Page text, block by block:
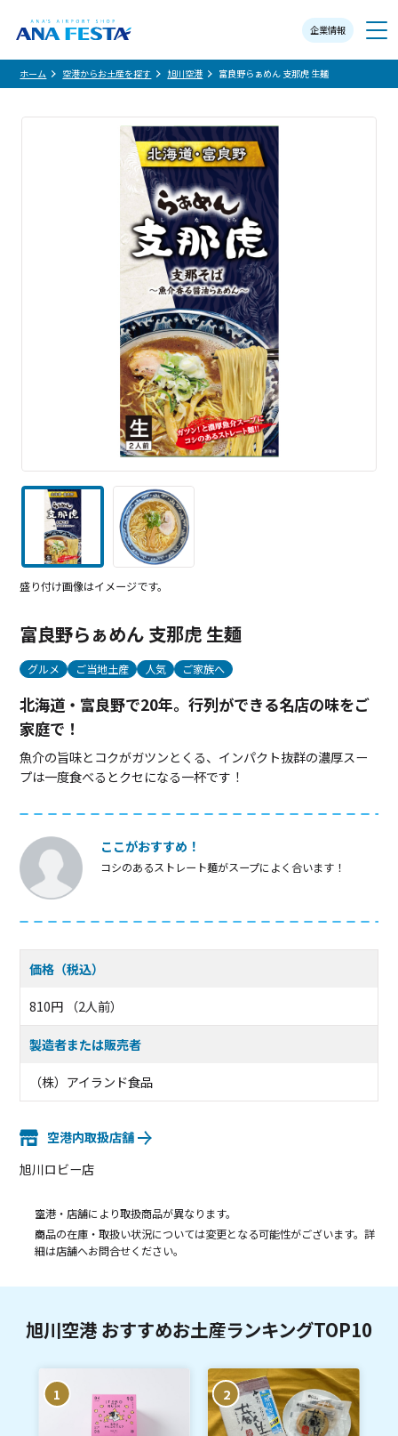
企業情報
メニュー
ホーム 空港からお土産を探す 旭川空港 富良野らぁめん 支那虎 生麺
盛り付け画像はイメージです。
富良野らぁめん 支那虎 生麺
グルメ ご当地土産 人気 ご家族へ
北海道・富良野で20年。行列ができる名店の味をご
家庭で！
魚介の旨味とコクがガツンとくる、インパクト抜群の濃厚スー
プは一度食べるとクセになる一杯です！
ここがおすすめ！
コシのあるストレート麺がスープによく合います！
価格（税込）
810円 （2人前）
製造者または販売者
（株）アイランド食品
空港内取扱店舗
旭川ロビー店
空港・店舗により取扱商品が異なります。
商品の在庫・取扱い状況については変更となる可能性がございます。詳
細は店舗へお問合せください。
旭川空港 おすすめお土産ランキングTOP10
1 2